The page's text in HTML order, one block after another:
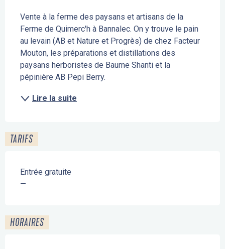
Vente à la ferme des paysans et artisans de la
Ferme de Quimerc'h à Bannalec. On y trouve le pain
au levain (AB et Nature et Progrès) de chez Facteur
Mouton, les préparations et distillations des
paysans herboristes de Baume Shanti et la
pépinière AB Pepi Berry.
Lire la suite
TARIFS
Entrée gratuite
—
HORAIRES